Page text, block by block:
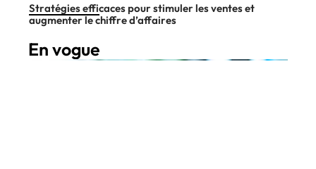
Stratégies efficaces pour stimuler les ventes et
augmenter le chiffre d’affaires
En vogue